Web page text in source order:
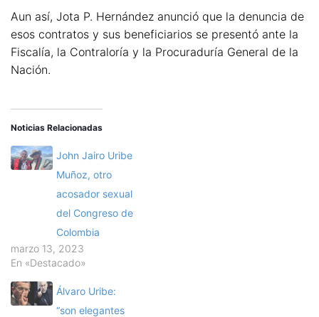
Aun así, Jota P. Hernández anunció que la denuncia de
esos contratos y sus beneficiarios se presentó ante la
Fiscalía, la Contraloría y la Procuraduría General de la
Nación.
Noticias Relacionadas
John Jairo Uribe
Muñoz, otro
acosador sexual
del Congreso de
Colombia
marzo 13, 2023
En «Destacado»
Álvaro Uribe:
“son elegantes